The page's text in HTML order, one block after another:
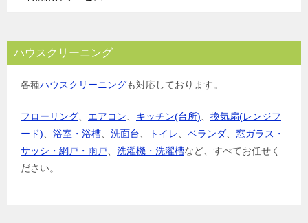
ハウスクリーニング
各種ハウスクリーニングも対応しております。
フローリング エアコン キッチン(台所)
換気扇(レンジフ
ード)
浴室・浴槽 洗面台 トイレ ベランダ
窓ガラス・
サッシ・網戸・雨戸
洗濯機・洗濯槽など、すべてお任せく
ださい。